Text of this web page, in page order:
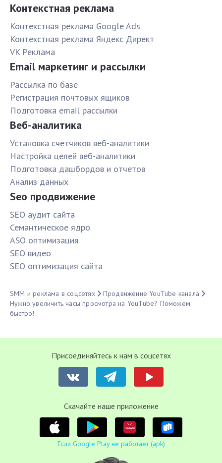
Контекстная реклама
Контекстная реклама Google Ads
Контекстная реклама Яндекс Директ
VK Реклама
Email маркетинг и рассылки
Рассылка по базе
Pегистрация почтовых ящиков
Подготовка email рассылки
Веб-аналитика
Установка счетчиков веб-аналитики
Настройка целей веб-аналитики
Подготовка дашбордов и отчетов
Анализ данных
Seo продвижение
SЕО аудит сайта
Семантическое ядро
ASO оптимизация
SЕО видео
SЕО оптимизация сайта
SMM и реклама в соцсетях
Продвижение YouTube канала
Нужно увеличить часы просмотра на YouTube? Поможем
быстро!
Присоединяйтесь к нам в соцсетях
Cкачайте наше приложение
Если Google Play не работает (apk)